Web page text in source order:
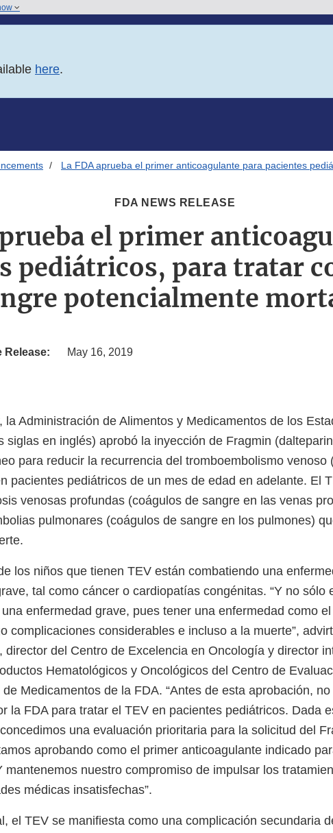
here.
La FDA aprueba el primer anticoagulante para pacientes
FDA NEWS RELEASE
el primer
pediátricos, para tratar
potencialmente
Release: May 16, 2019
la Administración de Alimentos y Medicamentos de los
siglas en inglés) aprobó la inyección de Fragmin
para reducir la recurrencia del tromboembolismo venoso
pacientes pediátricos de un mes de edad en adelante. El
venosas profundas (coágulos de sangre en las venas
pulmonares (coágulos de sangre en los pulmones)
los niños que tienen TEV están combatiendo una
tal como cáncer o cardiopatías congénitas. “Y no sólo
enfermedad grave, pues tener una enfermedad como
complicaciones considerables e incluso a la muerte”,
director del Centro de Excelencia en Oncología y director
Hematológicos y Oncológicos del Centro de
Medicamentos de la FDA. “Antes de esta aprobación,
la FDA para tratar el TEV en pacientes pediátricos. Dada
una evaluación prioritaria para la solicitud del
aprobando como el primer anticoagulante indicado
mantenemos nuestro compromiso de impulsar los
médicas insatisfechas”.
el TEV se manifiesta como una complicación secundaria